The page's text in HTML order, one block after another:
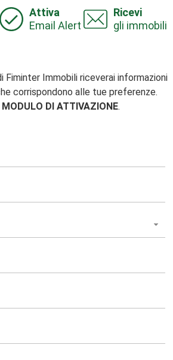
Attiva
Email Alert
Ricevi
gli immobili
Fiminter Immobili riceverai informazioni
corrispondono alle tue preferenze.
MODULO DI ATTIVAZIONE.